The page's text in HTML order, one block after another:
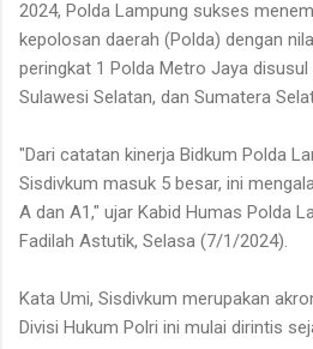
2024, Polda Lampung sukses
kepolosan daerah (Polda) dengan
peringkat 1 Polda Metro Jaya disusul
Sulawesi Selatan, dan Sumatera
"Dari catatan kinerja Bidkum Polda
Sisdivkum masuk 5 besar, ini
A dan A1," ujar Kabid Humas Polda
Fadilah Astutik, Selasa (7/1/2024).
Kata Umi, Sisdivkum merupakan
Divisi Hukum Polri ini mulai dirintis